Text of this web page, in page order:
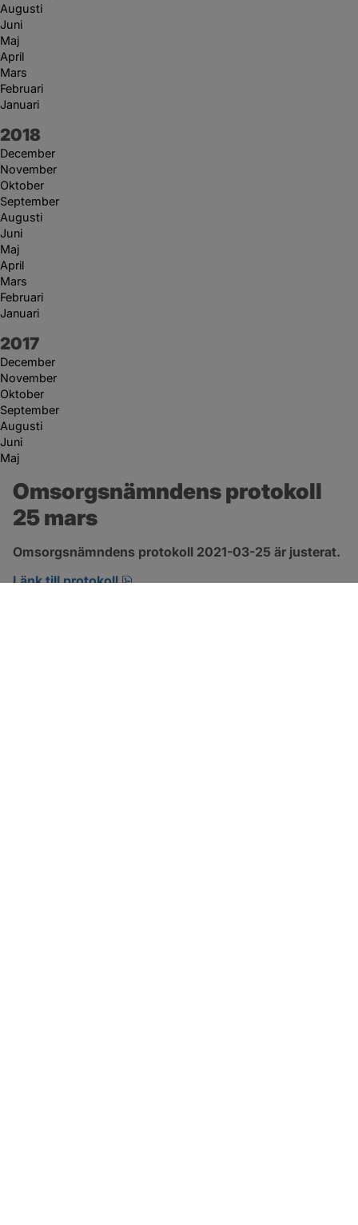
Augusti
Juni
Maj
April
Mars
Februari
Januari
År:
2018
December
November
Oktober
September
Augusti
Juni
Maj
April
Mars
Februari
Januari
År:
2017
December
November
Oktober
September
Augusti
Juni
Maj
Omsorgsnämndens protokoll
25 mars
Omsorgsnämndens protokoll 2021-03-25 är justerat.
Länk till protokoll
pdf, 1.1 MB, öppnas i nytt fönster.